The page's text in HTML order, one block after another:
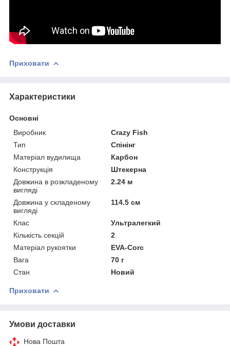
Приховати
Характеристики
Основні
Виробник
Crazy Fish
Тип
Спінінг
Матеріал вудилища
Карбон
Конструкція
Штекерна
Довжина в розкладеному
вигляді
2.24 м
Довжина у складеному
вигляді
114.5 см
Клас
Ультралегкий
Кількість секцій
2
Матеріал рукоятки
EVA-Corc
Вага
70 г
Стан
Новий
Приховати
Умови доставки
Нова Пошта